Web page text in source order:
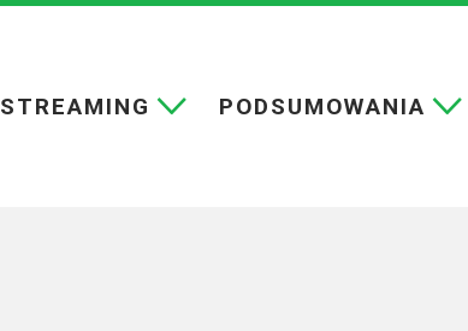
STREAMING PODSUMOWANIA